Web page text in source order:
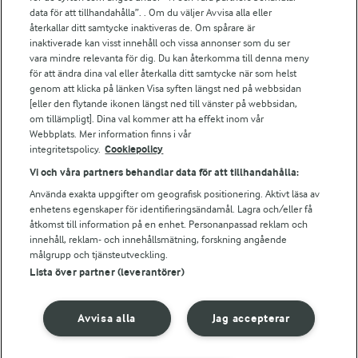
Arla.com
Falbygdens Ost
Arla webbshop
Bildbank
Följ oss
© 2026 Arla Foods
Integritetspolicy
data för att tillhandahålla”. . Om du väljer Avvisa alla eller
återkallar ditt samtycke inaktiveras de. Om spårare är
inaktiverade kan visst innehåll och vissa annonser som du ser
vara mindre relevanta för dig. Du kan återkomma till denna meny
för att ändra dina val eller återkalla ditt samtycke när som helst
genom att klicka på länken Visa syften längst ned på webbsidan
[eller den flytande ikonen längst ned till vänster på webbsidan,
om tillämpligt]. Dina val kommer att ha effekt inom vår
Webbplats. Mer information finns i vår
integritetspolicy. Cookiepolicy
Vi och våra partners behandlar data för att tillhandahålla:
Använda exakta uppgifter om geografisk positionering. Aktivt läsa av
enhetens egenskaper för identifieringsändamål. Lagra och/eller få
åtkomst till information på en enhet. Personanpassad reklam och
innehåll, reklam- och innehållsmätning, forskning angående
målgrupp och tjänsteutveckling.
Lista över partner (leverantörer)
Jag accepterar
Avvisa alla